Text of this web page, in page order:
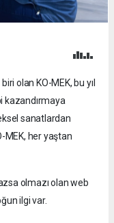
olan KO-MEK, bu yıl
kazandırmaya
sanatlardan
MEK, her yaştan
olmazı olan web
ilgi var.